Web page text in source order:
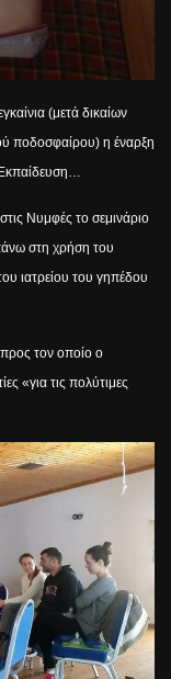
(μετά δικαίων
ποδοσφαίρου) η έναρξη
Νυμφές το σεμινάριο
στη χρήση του
ιατρείου του γηπέδου
προς τον οποίο ο
«για τις πολύτιμες